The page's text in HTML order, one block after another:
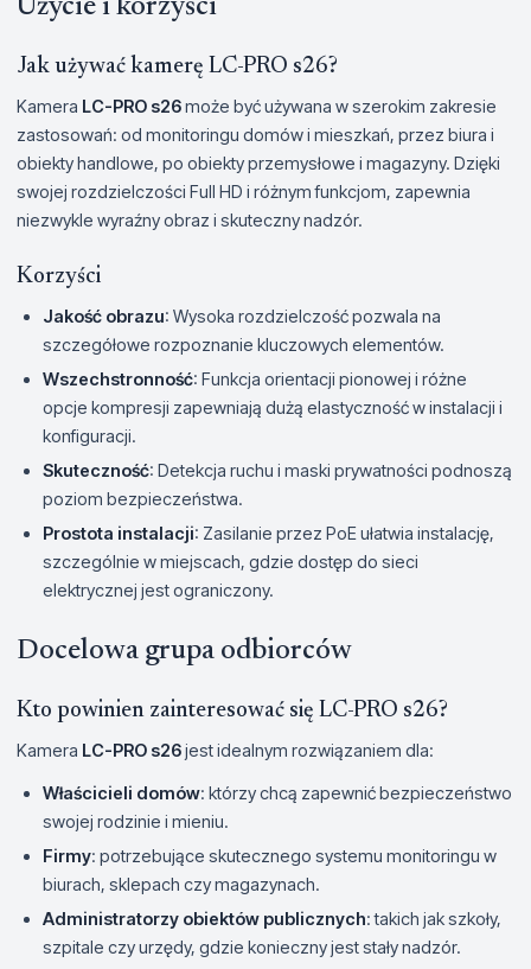
Użycie i korzyści
Jak używać kamerę LC-PRO s26?
Kamera LC-PRO s26może być używana w szerokim zakresie
zastosowań: od monitoringu domów i mieszkań, przez biura i
obiekty handlowe, po obiekty przemysłowe i magazyny. Dzięki
swojej rozdzielczości Full HD i różnym funkcjom, zapewnia
niezwykle wyraźny obraz i skuteczny nadzór.
Korzyści
Jakość obrazu: Wysoka rozdzielczość pozwala na
szczegółowe rozpoznanie kluczowych elementów.
Wszechstronność: Funkcja orientacji pionowej i różne
opcje kompresji zapewniają dużą elastyczność w instalacji i
konfiguracji.
Skuteczność: Detekcja ruchu i maski prywatności podnoszą
poziom bezpieczeństwa.
Prostota instalacji: Zasilanie przez PoE ułatwia instalację,
szczególnie w miejscach, gdzie dostęp do sieci
elektrycznej jest ograniczony.
Docelowa grupa odbiorców
Kto powinien zainteresować się LC-PRO s26?
Kamera LC-PRO s26jest idealnym rozwiązaniem dla:
Właścicieli domów: którzy chcą zapewnić bezpieczeństwo
swojej rodzinie i mieniu.
Firmy: potrzebujące skutecznego systemu monitoringu w
biurach, sklepach czy magazynach.
Administratorzy obiektów publicznych: takich jak szkoły,
szpitale czy urzędy, gdzie konieczny jest stały nadzór.